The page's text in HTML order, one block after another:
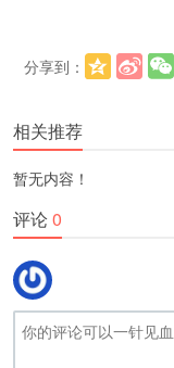
分享到：
相关推荐
暂无内容！
评论0